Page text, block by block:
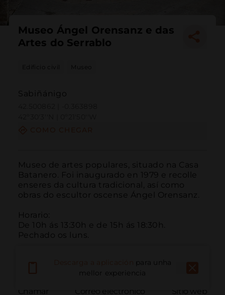
Museo Ángel Orensanz e das
Artes do Serrablo
Edificio civil Museo
Sabiñánigo
Museo de artes populares, situado na Casa
Batanero. Foi inaugurado en 1979 e recolle
enseres da cultura tradicional, así como
obras do escultor oscense Ángel Orensanz.
Horario:
De 10h ás 13:30h e de 15h ás 18:30h.
Pechado os luns.
Chamar Correo electrónico Sitio web
para unha
mellor experiencia